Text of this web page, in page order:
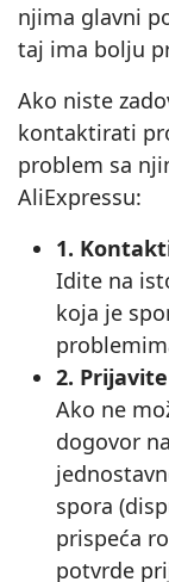
njima glavni
taj ima bolju
Ako niste
kontaktirati
problem sa
AliExpressu:
1.
Idite na
koja je
2.
Ako ne
dogovor
spora
prispeća
potvrde